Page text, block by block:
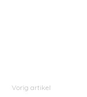
Vorig artikel